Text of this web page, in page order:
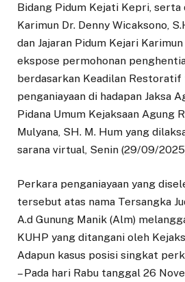
Bidang Pidum Kejati Kepri,
Karimun Dr. Denny Wicaksono,
dan Jajaran Pidum Kejari
ekspose permohonan
berdasarkan Keadilan
penganiayaan di hadapan Jaksa
Pidana Umum Kejaksaan Agung
Mulyana, SH. M. Hum yang
sarana virtual, Senin (29/09/
Perkara penganiayaan yang
tersebut atas nama Tersangka
A.d Gunung Manik (Alm)
KUHP yang ditangani oleh
Adapun kasus posisi singkat
– Pada hari Rabu tanggal 26